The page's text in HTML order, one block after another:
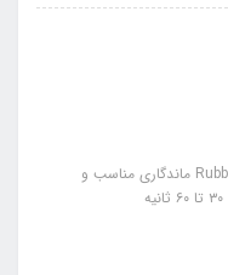
سایر مشخصات: فرمولاسیون بر پایه Rubber Latex ماندگاری مناسب و